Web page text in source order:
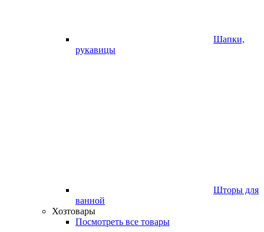
Шапки,
рукавицы
Шторы для
ванной
Хозтовары
Посмотреть все товары